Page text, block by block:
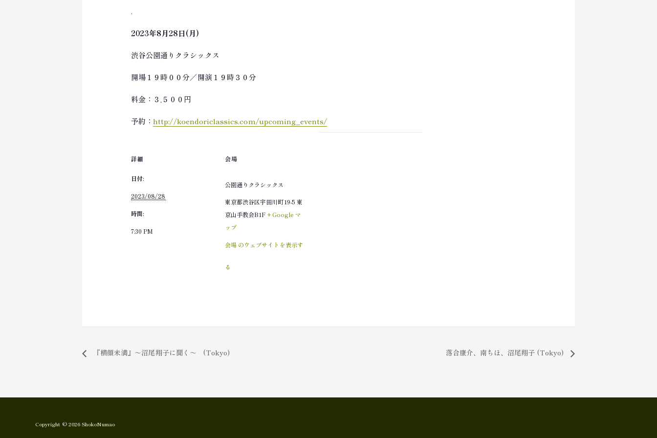
.
2023年8月28日(月)
渋谷公園通りクラシックス
開場 １９時００分／開演１９時３０分
料金：３,５００円
予約：http://koendoriclassics.com/upcoming_events/
詳細
日付:
2023/08/28
時間:
7:30 PM
会場
公園通りクラシックス
東京都渋谷区宇田川町19-5 東
京山手教会B1F + Google マ
ップ
会場 のウェブサイトを表示す
る
『横顔未満』～沼尾翔子に聞く～ (Tokyo) 落合康介、南ちほ、沼尾翔子 (Tokyo)
Copyright © 2026 ShokoNumao